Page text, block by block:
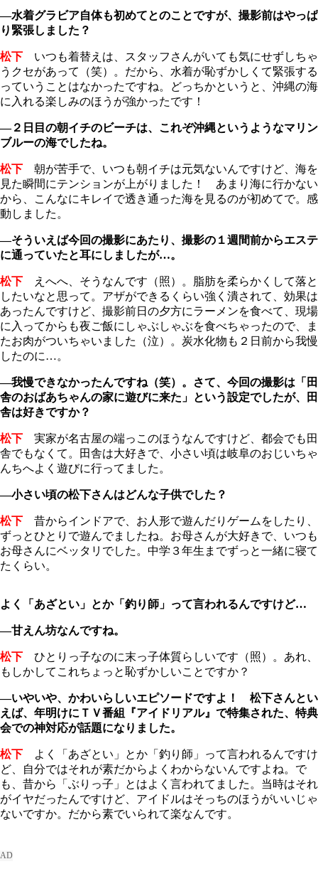
―水着グラビア自体も初めてとのことですが、撮影前はやっぱ
り緊張しました？
松下 いつも着替えは、スタッフさんがいても気にせずしちゃ
うクセがあって（笑）。だから、水着が恥ずかしくて緊張する
っていうことはなかったですね。どっちかというと、沖縄の海
に入れる楽しみのほうが強かったです！
―２日目の朝イチのビーチは、これぞ沖縄というようなマリン
ブルーの海でしたね。
松下 朝が苦手で、いつも朝イチは元気ないんですけど、海を
見た瞬間にテンションが上がりました！ あまり海に行かない
から、こんなにキレイで透き通った海を見るのが初めてで。感
動しました。
―そういえば今回の撮影にあたり、撮影の１週間前からエステ
に通っていたと耳にしましたが…。
松下 えへへ、そうなんです（照）。脂肪を柔らかくして落と
したいなと思って。アザができるくらい強く潰されて、効果は
あったんですけど、撮影前日の夕方にラーメンを食べて、現場
に入ってからも夜ご飯にしゃぶしゃぶを食べちゃったので、ま
たお肉がついちゃいました（泣）。炭水化物も２日前から我慢
したのに…。
―我慢できなかったんですね（笑）。さて、今回の撮影は「田
舎のおばあちゃんの家に遊びに来た」という設定でしたが、田
舎は好きですか？
松下 実家が名古屋の端っこのほうなんですけど、都会でも田
舎でもなくて。田舎は大好きで、小さい頃は岐阜のおじいちゃ
んちへよく遊びに行ってました。
―小さい頃の松下さんはどんな子供でした？
松下 昔からインドアで、お人形で遊んだりゲームをしたり、
ずっとひとりで遊んでましたね。お母さんが大好きで、いつも
お母さんにベッタリでした。中学３年生までずっと一緒に寝て
たくらい。
よく「あざとい」とか「釣り師」って言われるんですけど…
―甘えん坊なんですね。
松下 ひとりっ子なのに末っ子体質らしいです（照）。あれ、
もしかしてこれちょっと恥ずかしいことですか？
―いやいや、かわいらしいエピソードですよ！ 松下さんとい
えば、年明けにＴＶ番組『アイドリアル』で特集された、特典
会での神対応が話題になりました。
松下 よく「あざとい」とか「釣り師」って言われるんですけ
ど、自分ではそれが素だからよくわからないんですよね。で
も、昔から「ぶりっ子」とはよく言われてました。当時はそれ
がイヤだったんですけど、アイドルはそっちのほうがいいじゃ
ないですか。だから素でいられて楽なんです。